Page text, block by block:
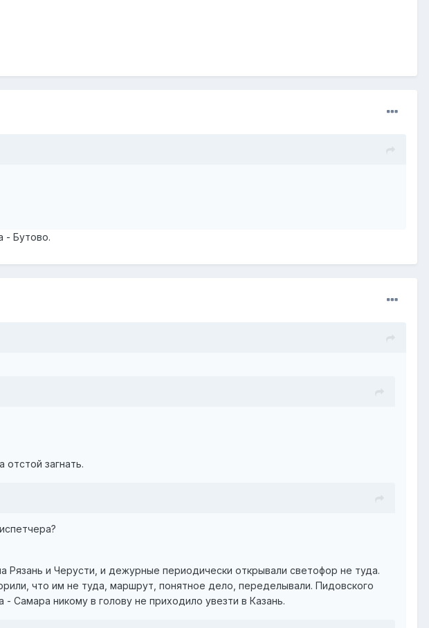
- Бутово.
загнать.
Рязань и Черусти, и дежурные периодически открывали светофор не туда.
что им не туда, маршрут, понятное дело, переделывали. Пидовского
Самара никому в голову не приходило увезти в Казань.